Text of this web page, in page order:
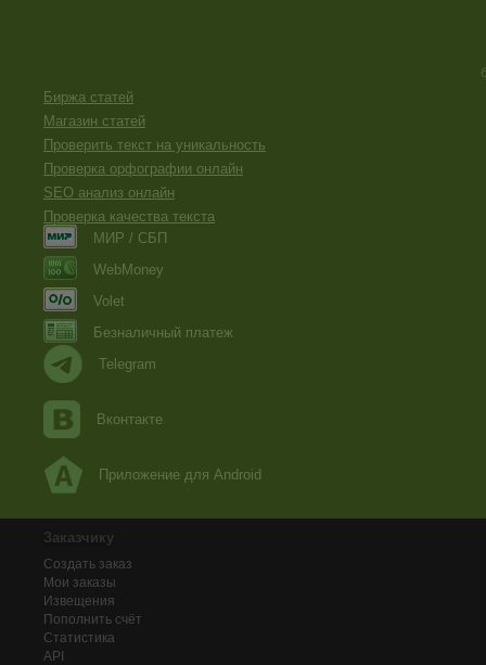
Биржа статей
Магазин статей
Проверить текст на уникальность
Проверка орфографии онлайн
SEO анализ онлайн
Проверка качества текста
МИР / СБП
WebMoney
Volet
Безналичный платеж
Telegram
Вконтакте
Приложение для Android
Заказчику
Создать заказ
Мои заказы
Извещения
Пополнить счёт
Статистика
API